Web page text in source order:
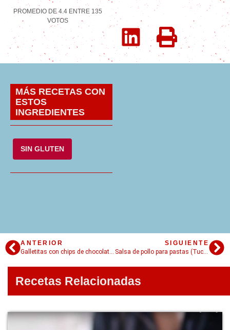
PROMEDIO DE 4.4ENTRE 135
VOTOS
MÁS RECETAS CON
ESTOS
INGREDIENTES
SIN GLUTEN
ANTERIOR
Galletitas con chips de chocolate (tipo Pepitos)
SIGUIENTE
Salsa de pollo para pastas (Tuco de pollo)
Recetas Relacionadas